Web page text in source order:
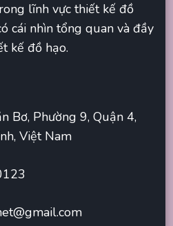
lĩnh vực thiết kế đồ
cái nhìn tổng quan và đầy
kế đồ hạo.
Bơ, Phường 9, Quận 4,
Việt Nam